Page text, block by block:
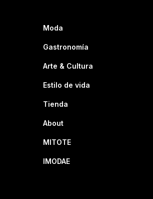
Moda
Gastronomía
Arte & Cultura
Estilo de vida
Tienda
About
MITOTE
IMODAE